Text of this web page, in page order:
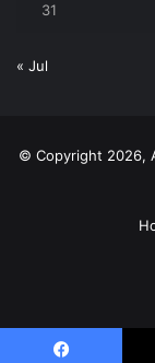
31
« Jul
© Copyright 2026,